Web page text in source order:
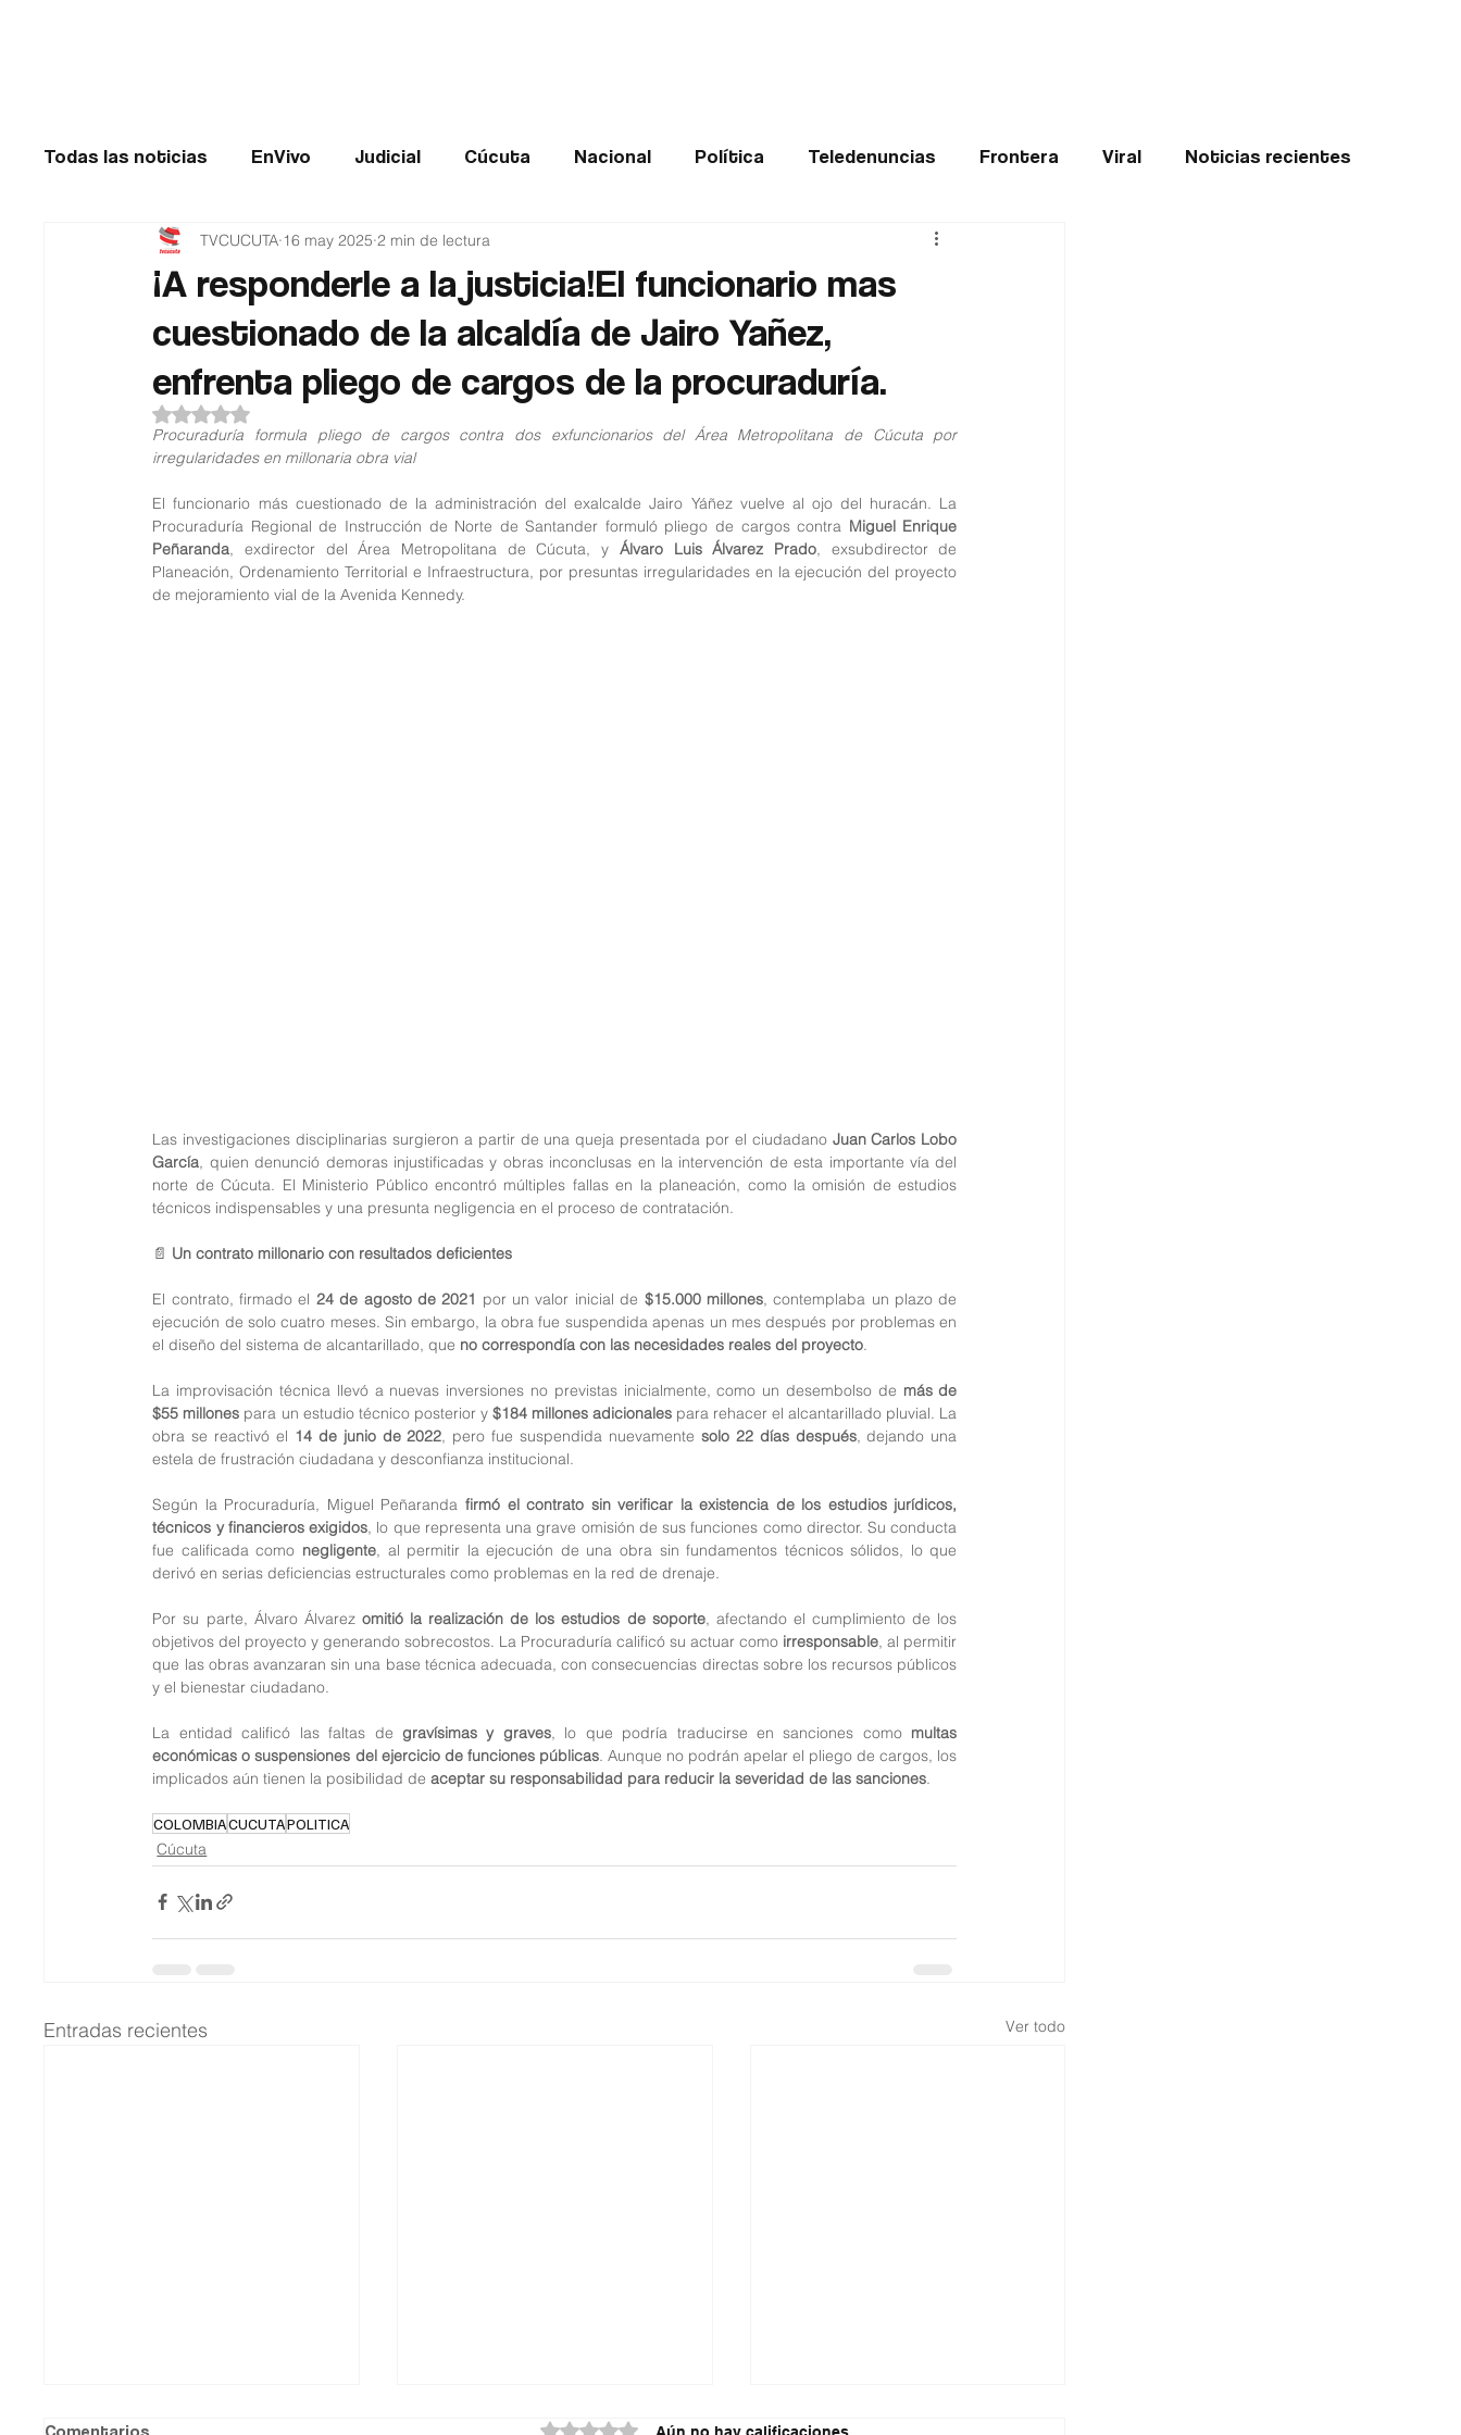
Todas las noticias EnVivo Judicial Cúcuta Nacional Política Teledenuncias Frontera Viral Noticias recientes
Entretenimiento Historias de impacto Buenas noticias
Catatumbo TRANSMILENIO Salud Norte de Santander
¡A responderle a la justicia!El funcionario mas
cuestionado de la alcaldía de Jairo Yañez,
enfrenta pliego de cargos de la procuraduría.
TVCUCUTA 16 may 2025 2 min de lectura
Obtuvo NaN de 5 estrellas.
Procuraduría formula pliego de cargos contra dos exfuncionarios del Área Metropolitana de Cúcuta por
irregularidades en millonaria obra vial
El funcionario más cuestionado de la administración del exalcalde Jairo Yáñez vuelve al ojo del huracán. La
Procuraduría Regional de Instrucción de Norte de Santander formuló pliego de cargos contra Miguel Enrique
Peñaranda, exdirector del Área Metropolitana de Cúcuta, y Álvaro Luis Álvarez Prado, exsubdirector de
Planeación, Ordenamiento Territorial e Infraestructura, por presuntas irregularidades en la ejecución del proyecto
de mejoramiento vial de la Avenida Kennedy.
Las investigaciones disciplinarias surgieron a partir de una queja presentada por el ciudadano Juan Carlos Lobo
García, quien denunció demoras injustificadas y obras inconclusas en la intervención de esta importante vía del
norte de Cúcuta. El Ministerio Público encontró múltiples fallas en la planeación, como la omisión de estudios
técnicos indispensables y una presunta negligencia en el proceso de contratación.
📄 Un contrato millonario con resultados deficientes
El contrato, firmado el 24 de agosto de 2021 por un valor inicial de $15.000 millones, contemplaba un plazo de
ejecución de solo cuatro meses. Sin embargo, la obra fue suspendida apenas un mes después por problemas en
el diseño del sistema de alcantarillado, que no correspondía con las necesidades reales del proyecto.
La improvisación técnica llevó a nuevas inversiones no previstas inicialmente, como un desembolso de más de
$55 millones para un estudio técnico posterior y $184 millones adicionales para rehacer el alcantarillado pluvial. La
obra se reactivó el 14 de junio de 2022, pero fue suspendida nuevamente solo 22 días después, dejando una
estela de frustración ciudadana y desconfianza institucional.
Según la Procuraduría, Miguel Peñaranda firmó el contrato sin verificar la existencia de los estudios jurídicos,
técnicos y financieros exigidos, lo que representa una grave omisión de sus funciones como director. Su conducta
fue calificada como negligente, al permitir la ejecución de una obra sin fundamentos técnicos sólidos, lo que
derivó en serias deficiencias estructurales como problemas en la red de drenaje.
Por su parte, Álvaro Álvarez omitió la realización de los estudios de soporte, afectando el cumplimiento de los
objetivos del proyecto y generando sobrecostos. La Procuraduría calificó su actuar como irresponsable, al permitir
que las obras avanzaran sin una base técnica adecuada, con consecuencias directas sobre los recursos públicos
y el bienestar ciudadano.
La entidad calificó las faltas de gravísimas y graves, lo que podría traducirse en sanciones como multas
económicas o suspensiones del ejercicio de funciones públicas. Aunque no podrán apelar el pliego de cargos, los
implicados aún tienen la posibilidad de aceptar su responsabilidad para reducir la severidad de las sanciones.
COLOMBIACUCUTAPOLITICA
Cúcuta
Entradas recientes Ver todo
Así quedó el comando de la
Obtuvo 0 de 5 estrellas.